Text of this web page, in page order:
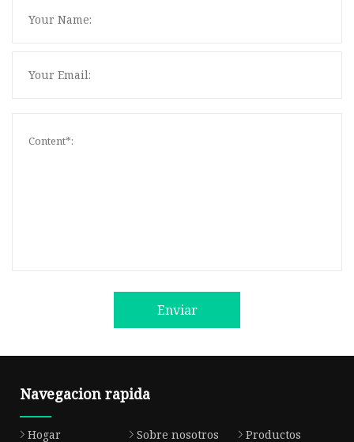
Enviar
Navegacion rapida
Hogar Sobre nosotros
Productos